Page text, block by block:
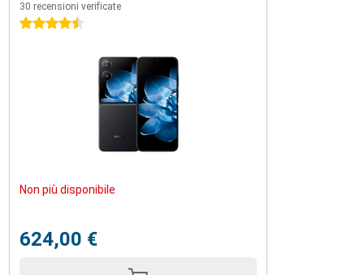
30 recensioni verificate
4.5 stelle
Non più disponibile
624,00 €